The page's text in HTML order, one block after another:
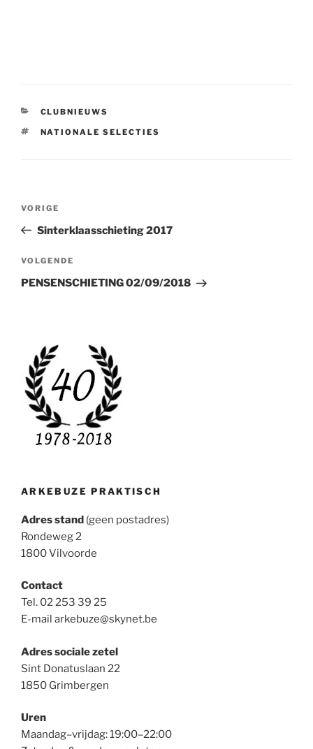
CATEGORIEËN
CLUBNIEUWS
TAGS
NATIONALE SELECTIES
Vorig
bericht
VORIGE
Sinterklaasschieting 2017
Volgend
bericht
VOLGENDE
PENSENSCHIETING 02/09/2018
ARKEBUZE PRAKTISCH
Adres stand (geen postadres)
Rondeweg 2
1800 Vilvoorde
Contact
Tel. 02 253 39 25
E-mail arkebuze@skynet.be
Adres sociale zetel
Sint Donatuslaan 22
1850 Grimbergen
Uren
Maandag–vrijdag: 19:00–22:00